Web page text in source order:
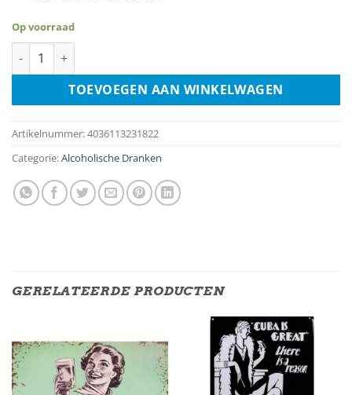
Op voorraad
Cuba Libre aantal
TOEVOEGEN AAN WINKELWAGEN
Artikelnummer:4036113231822
Categorie:Alcoholische Dranken
GERELATEERDE PRODUCTEN